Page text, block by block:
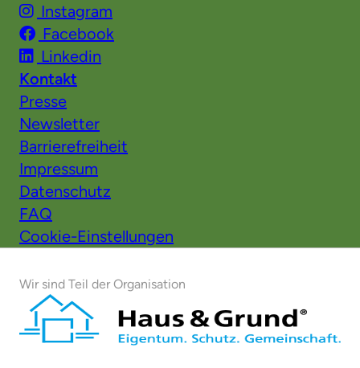
Instagram
Facebook
Linkedin
Kontakt
Presse
Newsletter
Barrierefreiheit
Impressum
Datenschutz
FAQ
Cookie-Einstellungen
Wir sind Teil der Organisation